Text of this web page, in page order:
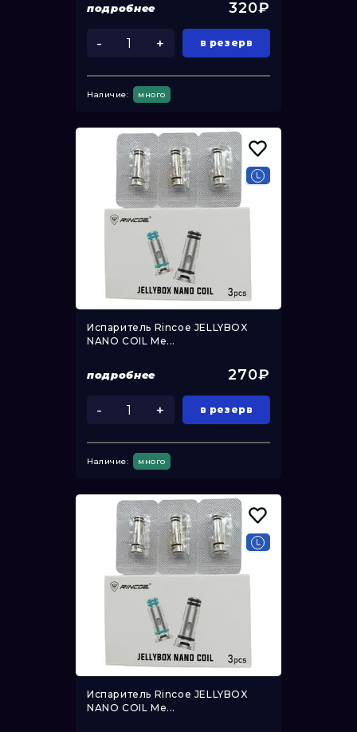
подробнее 320₽
- + в резерв
Наличие: много
Испаритель Rincoe JELLYBOX
NANO COIL Me...
подробнее 270₽
- + в резерв
Наличие: много
Испаритель Rincoe JELLYBOX
NANO COIL Me...